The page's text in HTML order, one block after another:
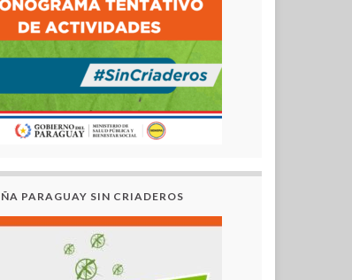
PARAGUAY SIN CRIADEROS